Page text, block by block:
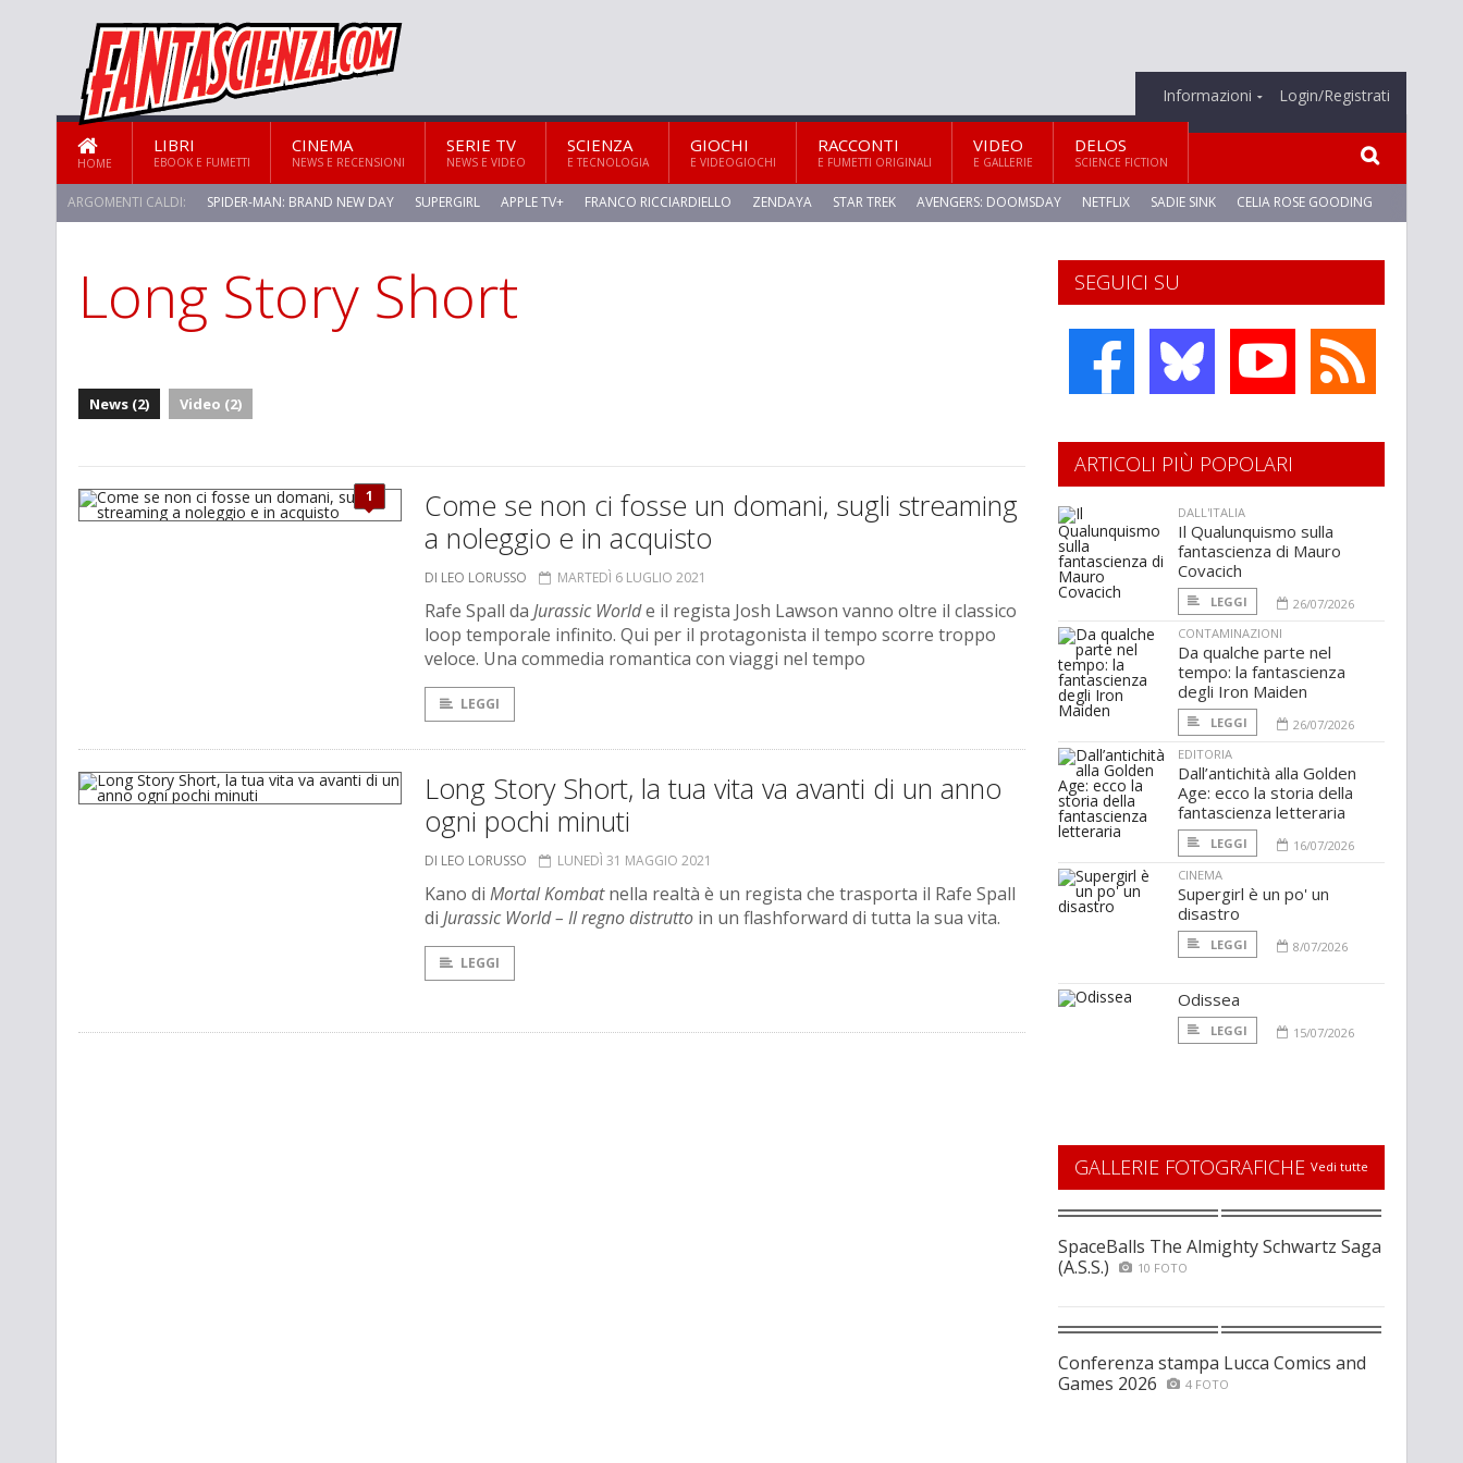
Informazioni Login/Registrati
HOME
LIBRI
EBOOK E FUMETTI
CINEMA
NEWS E RECENSIONI
SERIE TV
NEWS E VIDEO
SCIENZA
E TECNOLOGIA
GIOCHI
E VIDEOGIOCHI
RACCONTI
E FUMETTI ORIGINALI
VIDEO
E GALLERIE
DELOS
SCIENCE FICTION
ARGOMENTI CALDI: SPIDER-MAN: BRAND NEW DAY SUPERGIRL APPLE TV+ FRANCO RICCIARDIELLO ZENDAYA STAR TREK AVENGERS: DOOMSDAY NETFLIX SADIE SINK CELIA ROSE GOODING
Long Story Short
News (2) Video (2)
1
Come se non ci fosse un domani, sugli streaming
a noleggio e in acquisto
DI LEO LORUSSO MARTEDÌ 6 LUGLIO 2021
Rafe Spall da Jurassic Worlde il regista Josh Lawson vanno oltre il classico
loop temporale infinito. Qui per il protagonista il tempo scorre troppo
veloce. Una commedia romantica con viaggi nel tempo
LEGGI
Long Story Short, la tua vita va avanti di un anno
ogni pochi minuti
DI LEO LORUSSO LUNEDÌ 31 MAGGIO 2021
Kano di Mortal Kombatnella realtà è un regista che trasporta il Rafe Spall
di Jurassic World – Il regno distrutto in un flashforward di tutta la sua vita.
LEGGI
SEGUICI SU
ARTICOLI PIÙ POPOLARI
DALL'ITALIA
Il Qualunquismo sulla
fantascienza di Mauro
Covacich
LEGGI
26/07/2026
CONTAMINAZIONI
Da qualche parte nel
tempo: la fantascienza
degli Iron Maiden
LEGGI
26/07/2026
EDITORIA
Dall’antichità alla Golden
Age: ecco la storia della
fantascienza letteraria
LEGGI
16/07/2026
CINEMA
Supergirl è un po' un
disastro
LEGGI 8/07/2026
Odissea
LEGGI 15/07/2026
GALLERIE FOTOGRAFICHE Vedi tutte
SpaceBalls The Almighty Schwartz Saga
(A.S.S.)
10 FOTO
Conferenza stampa Lucca Comics and
Games 2026
4 FOTO